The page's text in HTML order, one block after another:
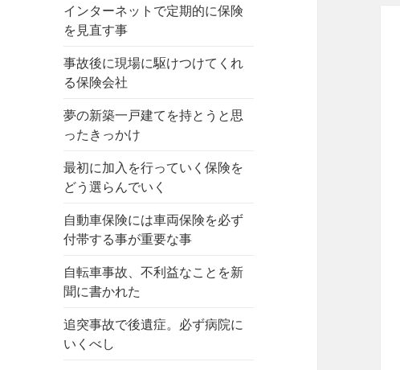
インターネットで定期的に保険
を見直す事
事故後に現場に駆けつけてくれ
る保険会社
夢の新築一戸建てを持とうと思
ったきっかけ
最初に加入を行っていく保険を
どう選らんでいく
自動車保険には車両保険を必ず
付帯する事が重要な事
自転車事故、不利益なことを新
聞に書かれた
追突事故で後遺症。必ず病院に
いくべし